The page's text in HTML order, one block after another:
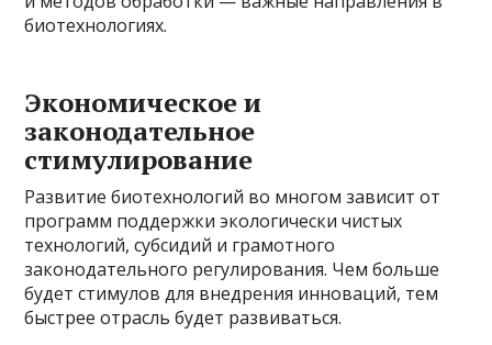
биотехнологиях.
Экономическое и
законодательное
стимулирование
Развитие биотехнологий во многом зависит от
программ поддержки экологически чистых
технологий, субсидий и грамотного
законодательного регулирования. Чем больше
будет стимулов для внедрения инноваций, тем
быстрее отрасль будет развиваться.